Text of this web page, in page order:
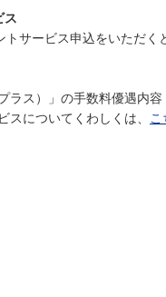
ス
トサービス申込をいただ
ラス）」の手数料優遇内
についてくわしくは、
こ